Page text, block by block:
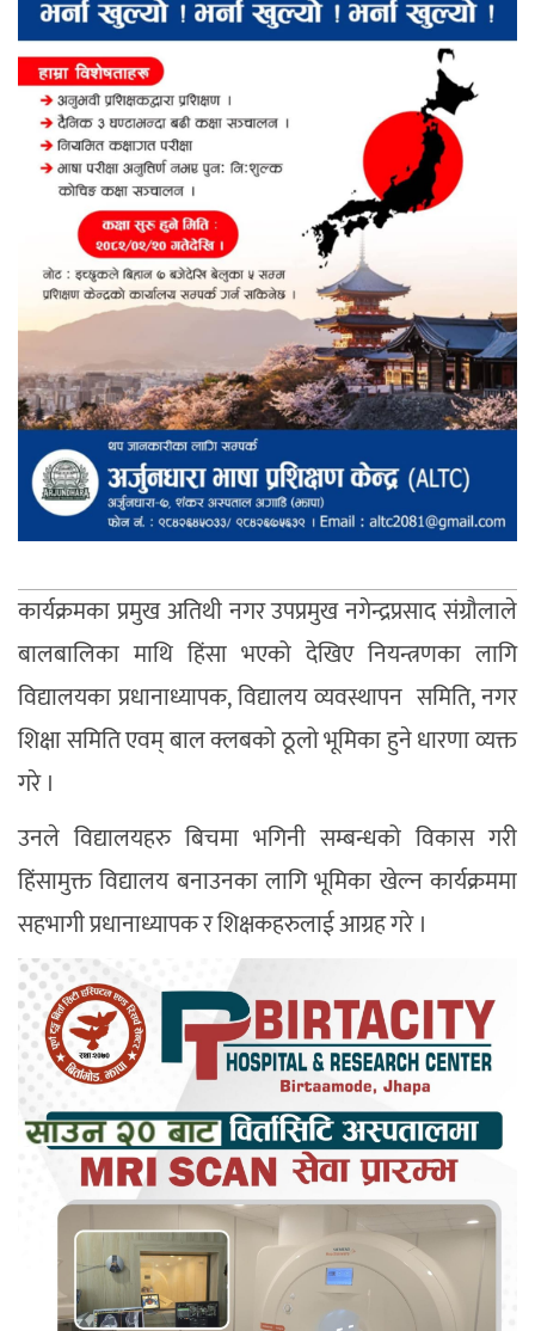
कार्यक्रमका प्रमुख अतिथी नगर उपप्रमुख नगेन्द्रप्रसाद संग्रौलाले
बालबालिका माथि हिंसा भएको देखिए नियन्त्रणका लागि
विद्यालयका प्रधानाध्यापक, विद्यालय व्यवस्थापन समिति, नगर
शिक्षा समिति एवम् बाल क्लबको ठूलो भूमिका हुने धारणा व्यक्त
गरे ।
उनले विद्यालयहरु बिचमा भगिनी सम्बन्धको विकास गरी
हिंसामुक्त विद्यालय बनाउनका लागि भूमिका खेल्न कार्यक्रममा
सहभागी प्रधानाध्यापक र शिक्षकहरुलाई आग्रह गरे ।